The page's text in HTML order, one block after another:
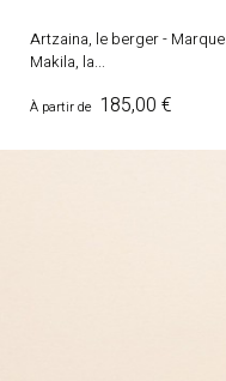
Artzaina, le berger -
Makila, la...
À partir de Prix
185,00 €